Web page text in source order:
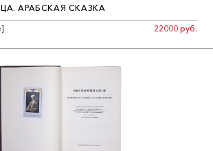
АРАБСКАЯ СКАЗКА
22000 руб.